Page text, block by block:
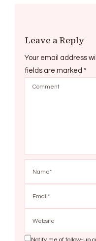
Leave a Reply
Your email address
fields are marked *